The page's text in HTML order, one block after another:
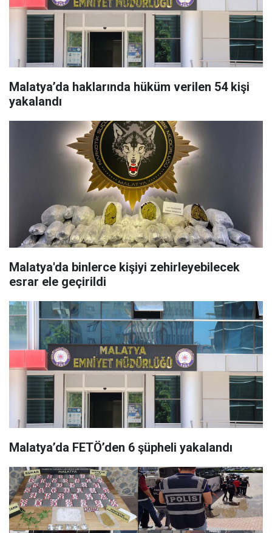
Malatya’da haklarında hüküm verilen 54 kişi
yakalandı
Malatya'da binlerce kişiyi zehirleyebilecek
esrar ele geçirildi
Malatya’da FETÖ’den 6 şüpheli yakalandı